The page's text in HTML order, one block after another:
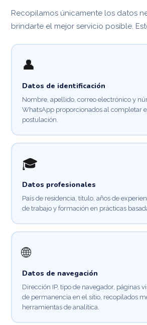
Recopilamos únicamente los datos
brindarte el mejor servicio posible.
👤
Datos de identificación
Nombre, apellido, correo electrónico y
WhatsApp proporcionados al completar
postulación.
🎓
Datos profesionales
País de residencia, título, años de
de trabajo y formación en prácticas
🌐
Datos de navegación
Dirección IP, tipo de navegador, páginas
de permanencia en el sitio, recopilados
herramientas de analítica.